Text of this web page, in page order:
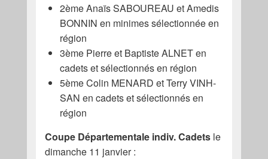
2ème Anaïs SABOUREAU et Amedis
BONNIN en minimes sélectionnée en
région
3ème Pierre et Baptiste ALNET en
cadets et sélectionnés en région
5ème Colin MENARD et Terry VINH-
SAN en cadets et sélectionnés en
région
Coupe Départementale indiv. Cadetsle
dimanche 11 janvier :